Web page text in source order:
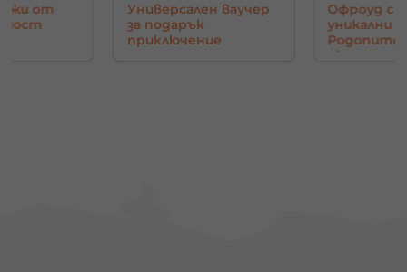
Универсален ваучер
за подарък
Офроуд с джип до
уникални гледки в
Родопите - Орлово